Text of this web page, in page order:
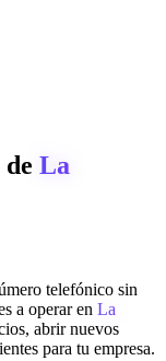
La
telefónico sin
a operar en La
abrir nuevos
para tu empresa.